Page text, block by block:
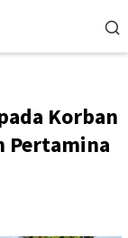
Korban
Pertamina